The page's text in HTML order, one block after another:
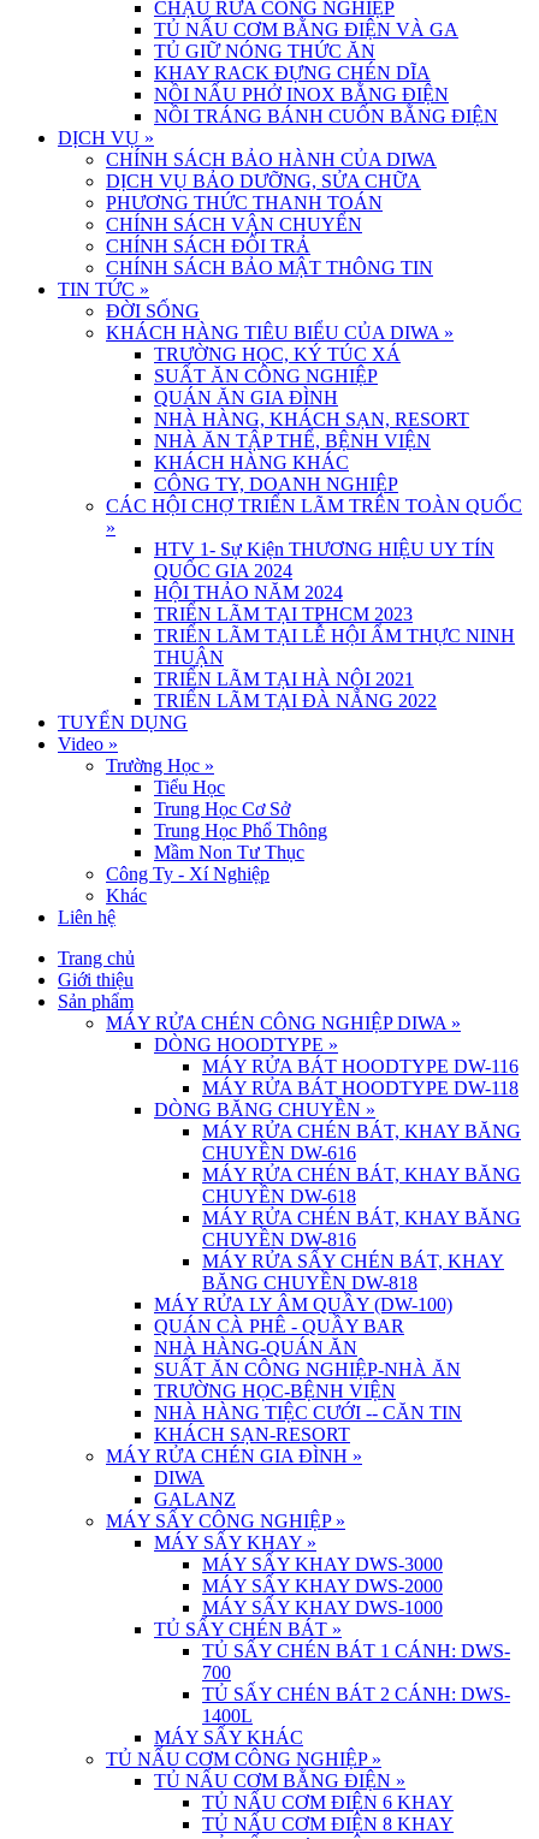
CHẬU RỬA CÔNG NGHIỆP
TỦ NẤU CƠM BẰNG ĐIỆN VÀ GA
TỦ GIỮ NÓNG THỨC ĂN
KHAY RACK ĐỰNG CHÉN DĨA
NỒI NẤU PHỞ INOX BẰNG ĐIỆN
NỒI TRÁNG BÁNH CUỐN BẰNG ĐIỆN
DỊCH VỤ »
CHÍNH SÁCH BẢO HÀNH CỦA DIWA
DỊCH VỤ BẢO DƯỠNG, SỬA CHỮA
PHƯƠNG THỨC THANH TOÁN
CHÍNH SÁCH VẬN CHUYỂN
CHÍNH SÁCH ĐỔI TRẢ
CHÍNH SÁCH BẢO MẬT THÔNG TIN
TIN TỨC »
ĐỜI SỐNG
KHÁCH HÀNG TIÊU BIỂU CỦA DIWA »
TRƯỜNG HỌC, KÝ TÚC XÁ
SUẤT ĂN CÔNG NGHIỆP
QUÁN ĂN GIA ĐÌNH
NHÀ HÀNG, KHÁCH SẠN, RESORT
NHÀ ĂN TẬP THỂ, BỆNH VIỆN
KHÁCH HÀNG KHÁC
CÔNG TY, DOANH NGHIỆP
CÁC HỘI CHỢ TRIỂN LÃM TRÊN TOÀN QUỐC
»
HTV 1- Sự Kiện THƯƠNG HIỆU UY TÍN
QUỐC GIA 2024
HỘI THẢO NĂM 2024
TRIỂN LÃM TẠI TPHCM 2023
TRIỂN LÃM TẠI LỄ HỘI ẨM THỰC NINH
THUẬN
TRIỂN LÃM TẠI HÀ NỘI 2021
TRIỂN LÃM TẠI ĐÀ NẴNG 2022
TUYỂN DỤNG
Video »
Trường Học »
Tiểu Học
Trung Học Cơ Sở
Trung Học Phổ Thông
Mầm Non Tư Thục
Công Ty - Xí Nghiệp
Khác
Liên hệ
Trang chủ
Giới thiệu
Sản phẩm
MÁY RỬA CHÉN CÔNG NGHIỆP DIWA »
DÒNG HOODTYPE »
MÁY RỬA BÁT HOODTYPE DW-116
MÁY RỬA BÁT HOODTYPE DW-118
DÒNG BĂNG CHUYỀN »
MÁY RỬA CHÉN BÁT, KHAY BĂNG
CHUYỀN DW-616
MÁY RỬA CHÉN BÁT, KHAY BĂNG
CHUYỀN DW-618
MÁY RỬA CHÉN BÁT, KHAY BĂNG
CHUYỀN DW-816
MÁY RỬA SẤY CHÉN BÁT, KHAY
BĂNG CHUYỀN DW-818
MÁY RỬA LY ÂM QUẦY (DW-100)
QUÁN CÀ PHÊ - QUẦY BAR
NHÀ HÀNG-QUÁN ĂN
SUẤT ĂN CÔNG NGHIỆP-NHÀ ĂN
TRƯỜNG HỌC-BỆNH VIỆN
NHÀ HÀNG TIỆC CƯỚI -- CĂN TIN
KHÁCH SẠN-RESORT
MÁY RỬA CHÉN GIA ĐÌNH »
DIWA
GALANZ
MÁY SẤY CÔNG NGHIỆP »
MÁY SẤY KHAY »
MÁY SẤY KHAY DWS-3000
MÁY SẤY KHAY DWS-2000
MÁY SẤY KHAY DWS-1000
TỦ SẤY CHÉN BÁT »
TỦ SẤY CHÉN BÁT 1 CÁNH: DWS-
700
TỦ SẤY CHÉN BÁT 2 CÁNH: DWS-
1400L
MÁY SẤY KHÁC
TỦ NẤU CƠM CÔNG NGHIỆP »
TỦ NẤU CƠM BẰNG ĐIỆN »
TỦ NẤU CƠM ĐIỆN 6 KHAY
TỦ NẤU CƠM ĐIỆN 8 KHAY